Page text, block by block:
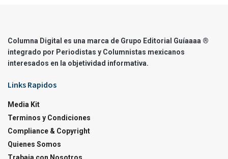
Columna Digital es una marca de Grupo Editorial Guíaaaa ®
integrado por Periodistas y Columnistas mexicanos
interesados en la objetividad informativa.
Links Rapidos
Media Kit
Terminos y Condiciones
Compliance & Copyright
Quienes Somos